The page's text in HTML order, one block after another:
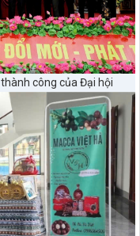
công của Đại hội